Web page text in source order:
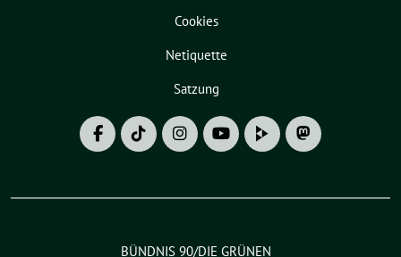
Cookies
Netiquette
Satzung
BÜNDNIS 90/DIE GRÜNEN